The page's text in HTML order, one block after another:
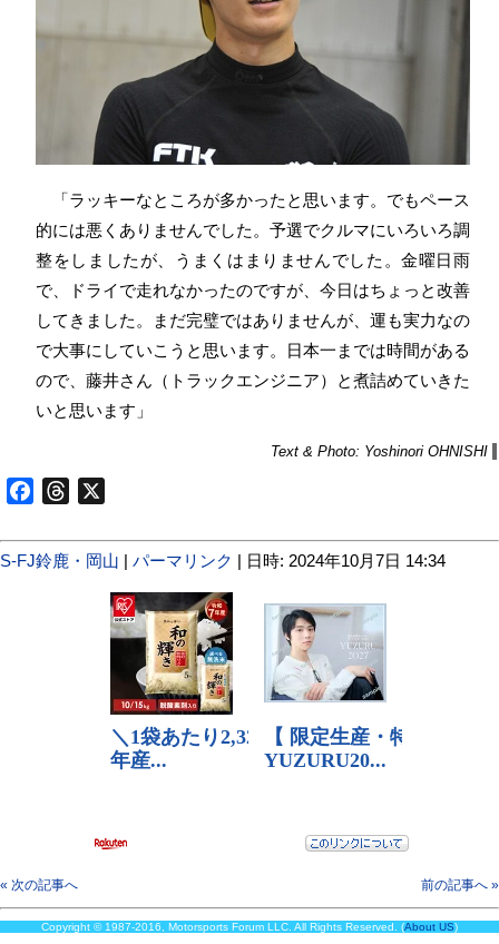
「ラッキーなところが多かったと思います。でもペース
的には悪くありませんでした。予選でクルマにいろいろ調
整をしましたが、うまくはまりませんでした。金曜日雨
で、ドライで走れなかったのですが、今日はちょっと改善
してきました。まだ完璧ではありませんが、運も実力なの
で大事にしていこうと思います。日本一までは時間がある
ので、藤井さん（トラックエンジニア）と煮詰めていきた
いと思います」
Text & Photo: Yoshinori OHNISHI
FacebookThreads
S-FJ鈴鹿・岡山 | パーマリンク | 日時: 2024年10月7日 14:34
« 次の記事へ 前の記事へ »
Copyright © 1987-2016, Motorsports Forum LLC. All Rights Reserved. (About US)